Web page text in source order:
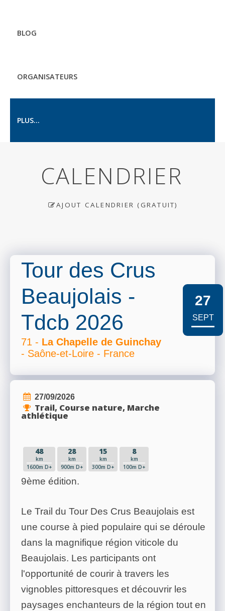
BLOG
ORGANISATEURS
PLUS...
CALENDRIER
AJOUT CALENDRIER (GRATUIT)
Tour des Crus
Beaujolais -
Tdcb 2026
71 - La Chapelle de Guinchay
- Saône-et-Loire - France
27
SEPT
27/09/2026
Trail, Course nature, Marche
athlétique
48
km
1600m D+
28
km
900m D+
15
km
300m D+
8
km
100m D+
9ème édition.
Le Trail du Tour Des Crus Beaujolais est
une course à pied populaire qui se déroule
dans la magnifique région viticole du
Beaujolais. Les participants ont
l'opportunité de courir à travers les
vignobles pittoresques et découvrir les
paysages enchanteurs de la région tout en